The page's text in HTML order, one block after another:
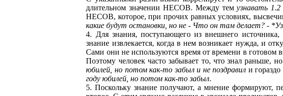
длительном значении НЕСОВ. Между темузнавать 1.2
НЕСОВ, которое, при прочих равных условиях,
какие будут остановки, но не - Что он там делает? -
4. Для знания, поступающего из внешнего источника,
знание извлекается, когда в нем возникает нужда, и
Сами они не используются время от времени в готовом
Поэтому человек часто забывает то, что знал раньше,
юбилей, но потом как-то забыл и не поздравил и
году юбилей, но потом как-то забыл.
5. Поскольку знание получают, а мнение формируют,